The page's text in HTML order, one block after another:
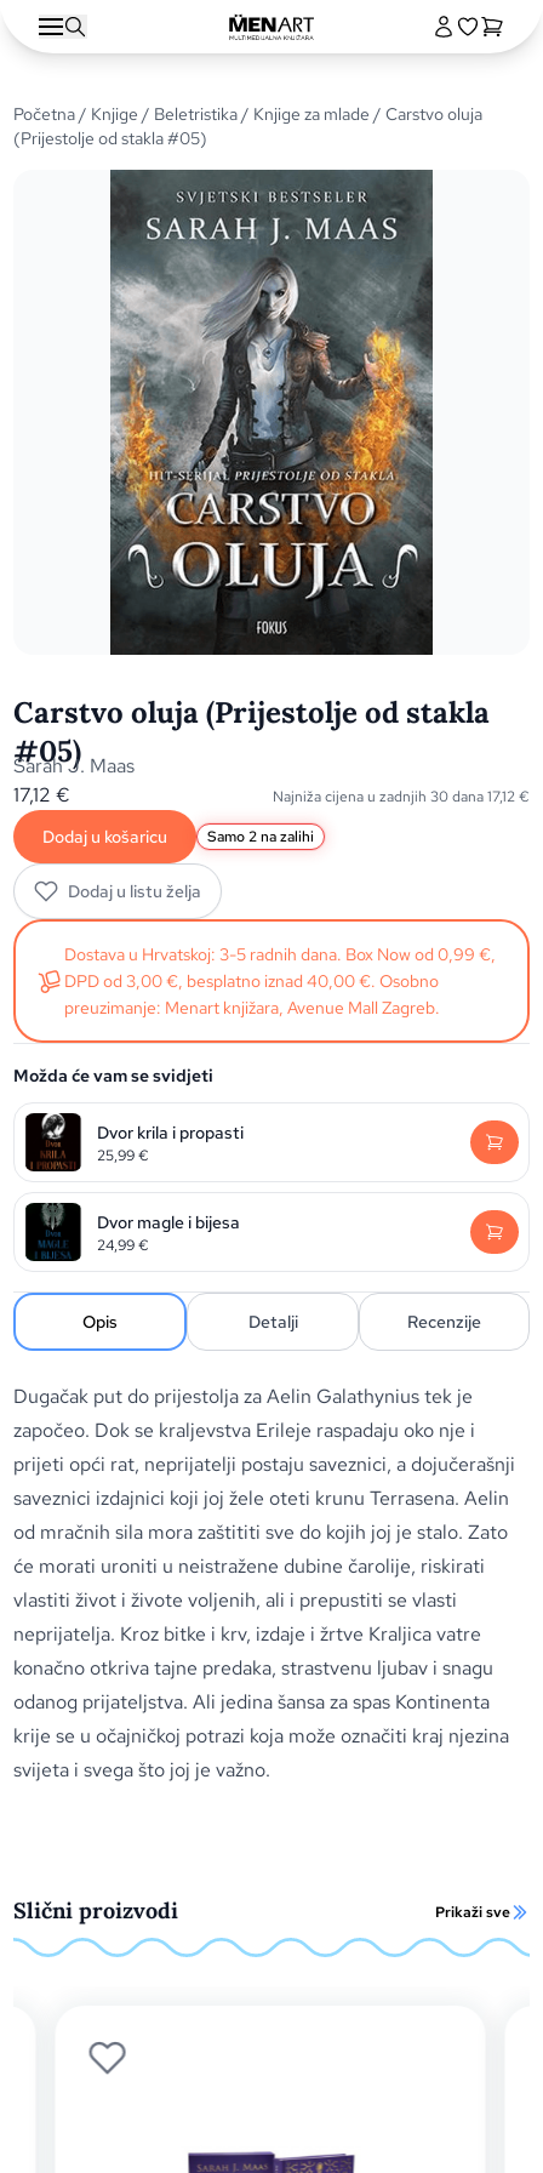
Početna/ Knjige / Beletristika/ Knjige za mlade / Carstvo oluja
(Prijestolje od stakla #05)
Carstvo oluja (Prijestolje od stakla
#05)
Sarah J. Maas
17,12€ Najniža cijena u zadnjih 30 dana17,12€
Dodaj u košaricu Samo 2 na zalihi
Dodaj u listu želja
Dostava u Hrvatskoj: 3-5 radnih dana. Box Now od 0,99 €,
DPD od 3,00 €, besplatno iznad 40,00 €. Osobno
preuzimanje: Menart knjižara, Avenue Mall Zagreb.
Možda će vam se svidjeti
Dvor krila i propasti
25,99€
Dvor magle i bijesa
24,99€
Opis Detalji Recenzije
Dugačak put do prijestolja za Aelin Galathynius tek je
započeo. Dok se kraljevstva Erileje raspadaju oko nje i
prijeti opći rat, neprijatelji postaju saveznici, a dojučerašnji
saveznici izdajnici koji joj žele oteti krunu Terrasena. Aelin
od mračnih sila mora zaštititi sve do kojih joj je stalo. Zato
će morati uroniti u neistražene dubine čarolije, riskirati
vlastiti život i živote voljenih, ali i prepustiti se vlasti
neprijatelja. Kroz bitke i krv, izdaje i žrtve Kraljica vatre
konačno otkriva tajne predaka, strastvenu ljubav i snagu
odanog prijateljstva. Ali jedina šansa za spas Kontinenta
krije se u očajničkoj potrazi koja može označiti kraj njezina
svijeta i svega što joj je važno.
Slični proizvodi Prikaži sve